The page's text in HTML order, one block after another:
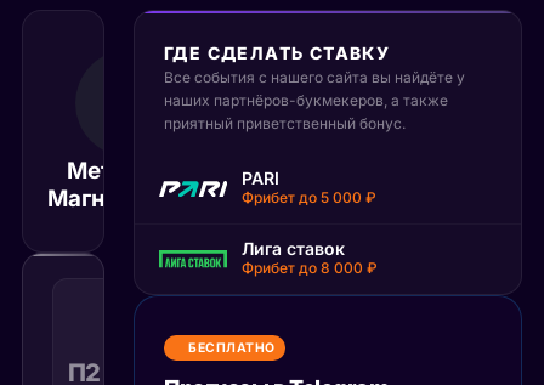
Металлург
Магнитогорск
6 сентября 2025
14:30
П2 с ОТ
Победа
с
учетом
ГДЕ СДЕЛАТЬ СТАВКУ
Все события с нашего сайта вы найдёте у
наших партнёров-букмекеров, а также
приятный приветственный бонус.
PARI
Фрибет до 5 000 ₽
Лига ставок
Фрибет до 8 000 ₽
БЕСПЛАТНО